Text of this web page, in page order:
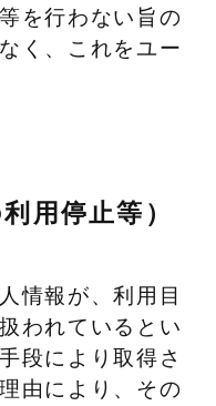
を行わない旨の
く、これをユー
用停止等）
情報が、利用目
われているとい
段により取得さ
由により、その